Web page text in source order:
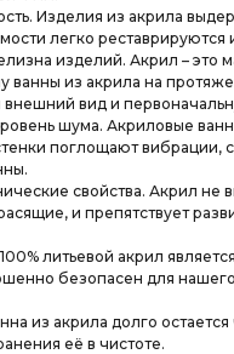
Изделия из акрила
легко реставрируются
изделий. Акрил – это
ванны из акрила на
внешний вид и
шума. Акриловые
поглощают вибрации,
свойства. Акрил не
и препятствует
литьевой акрил
безопасен для
из акрила долго
её в чистоте.